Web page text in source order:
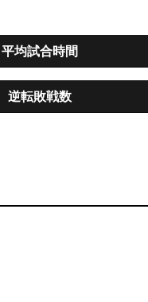
平均試合時間
逆転敗戦数